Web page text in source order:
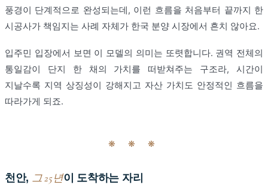
풍경이 단계적으로 완성되는데, 이런 흐름을 처음부터 끝까지 한
시공사가 책임지는 사례 자체가 한국 분양 시장에서 흔치 않아요.
입주민 입장에서 보면 이 모델의 의미는 또렷합니다. 권역 전체의
통일감이 단지 한 채의 가치를 떠받쳐주는 구조라, 시간이
지날수록 지역 상징성이 강해지고 자산 가치도 안정적인 흐름을
따라가게 되죠.
❋ ❋ ❋
천안, 그 25년이 도착하는 자리